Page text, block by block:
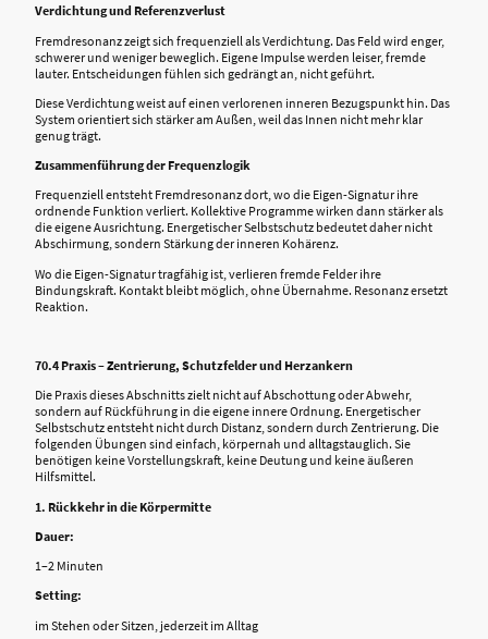
Verdichtung und Referenzverlust
Fremdresonanz zeigt sich frequenziell als Verdichtung. Das Feld wird enger,
schwerer und weniger beweglich. Eigene Impulse werden leiser, fremde
lauter. Entscheidungen fühlen sich gedrängt an, nicht geführt.
Diese Verdichtung weist auf einen verlorenen inneren Bezugspunkt hin. Das
System orientiert sich stärker am Außen, weil das Innen nicht mehr klar
genug trägt.
Zusammenführung der Frequenzlogik
Frequenziell entsteht Fremdresonanz dort, wo die Eigen-Signatur ihre
ordnende Funktion verliert. Kollektive Programme wirken dann stärker als
die eigene Ausrichtung. Energetischer Selbstschutz bedeutet daher nicht
Abschirmung, sondern Stärkung der inneren Kohärenz.
Wo die Eigen-Signatur tragfähig ist, verlieren fremde Felder ihre
Bindungskraft. Kontakt bleibt möglich, ohne Übernahme. Resonanz ersetzt
Reaktion.
70.4 Praxis – Zentrierung, Schutzfelder und Herzankern
Die Praxis dieses Abschnitts zielt nicht auf Abschottung oder Abwehr,
sondern auf Rückführung in die eigene innere Ordnung. Energetischer
Selbstschutz entsteht nicht durch Distanz, sondern durch Zentrierung. Die
folgenden Übungen sind einfach, körpernah und alltagstauglich. Sie
benötigen keine Vorstellungskraft, keine Deutung und keine äußeren
Hilfsmittel.
1. Rückkehr in die Körpermitte
Dauer:
1–2 Minuten
Setting:
im Stehen oder Sitzen, jederzeit im Alltag